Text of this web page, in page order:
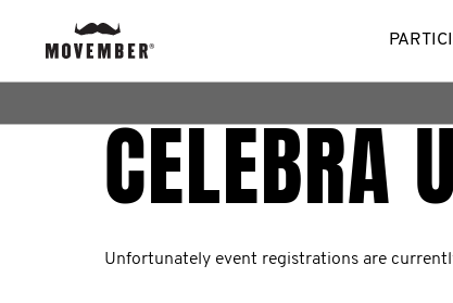
CELEBRA
Unfortunately event registrations are